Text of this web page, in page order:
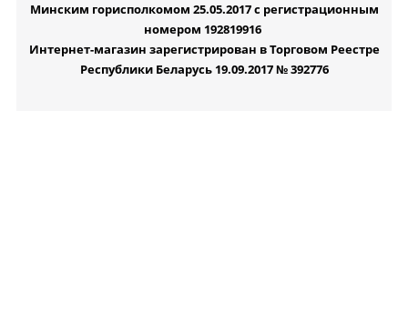
Минским горисполкомом 25.05.2017 с регистрационным
номером 192819916
Интернет-магазин зарегистрирован в Торговом Реестре
Республики Беларусь 19.09.2017 № 392776